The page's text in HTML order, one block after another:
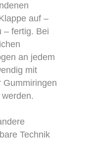
auf –
– fertig. Bei
an jedem
mit
Gummiringen
Technik